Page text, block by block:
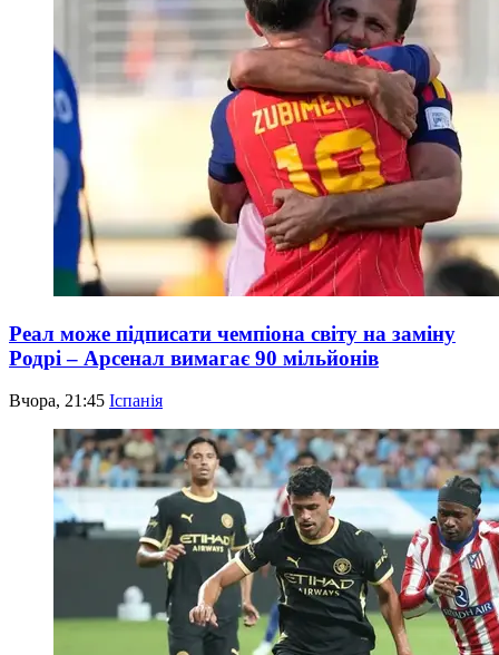
Реал може підписати чемпіона світу на заміну
Родрі – Арсенал вимагає 90 мільйонів
Вчора, 21:45 Іспанія